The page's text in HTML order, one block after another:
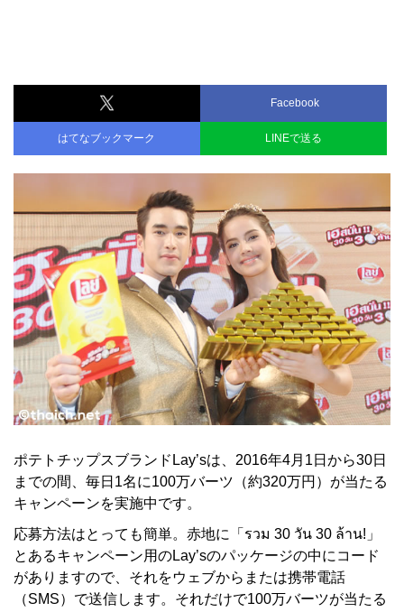
Facebook
はてなブックマーク LINEで送る
ポテトチップスブランドLay’sは、2016年4月1日から30日
までの間、毎日1名に100万バーツ（約320万円）が当たる
キャンペーンを実施中です。
応募方法はとっても簡単。赤地に「รวม 30 วัน 30 ล้าน!」
とあるキャンペーン用のLay’sのパッケージの中にコード
がありますので、それをウェブからまたは携帯電話
（SMS）で送信します。それだけで100万バーツが当たる